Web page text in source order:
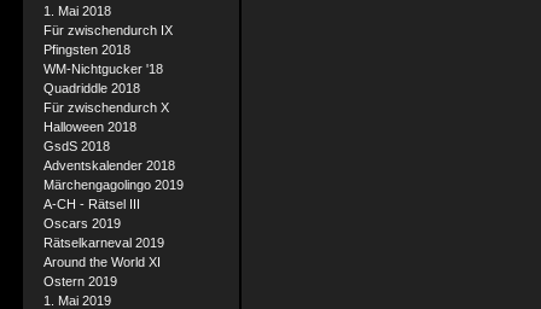
1. Mai 2018
Für zwischendurch IX
Pfingsten 2018
WM-Nichtgucker '18
Quadriddle 2018
Für zwischendurch X
Halloween 2018
GsdS 2018
Adventskalender 2018
Märchengagolingo 2019
A-CH - Rätsel III
Oscars 2019
Rätselkarneval 2019
Around the World XI
Ostern 2019
1. Mai 2019